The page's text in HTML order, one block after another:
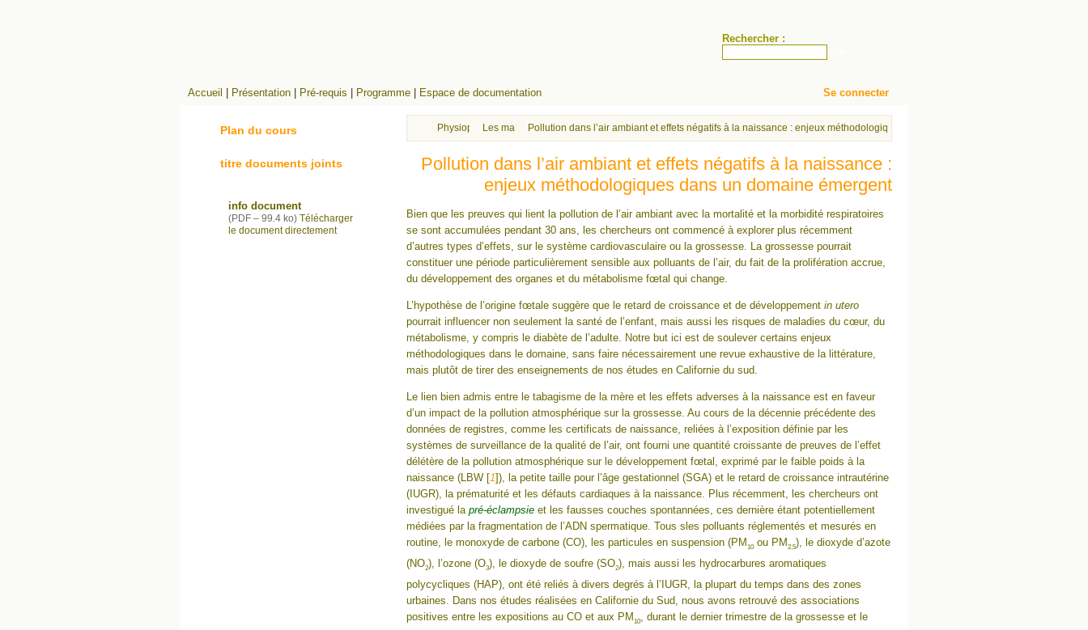
Rechercher :
Accueil Présentation Pré-requis Programme Espace de documentation Se connecter
Physiopathologie avancée
Les maladies développementales
Pollution dans l’air ambiant et effets négatifs à la naissance : enjeux méthodologiques dans un domaine émergent
Pollution dans l’air ambiant et effets négatifs à la naissance :
enjeux méthodologiques dans un domaine émergent
Bien que les preuves qui lient la pollution de l’air ambiant avec la mortalité et la morbidité respiratoires
se sont accumulées pendant 30 ans, les chercheurs ont commencé à explorer plus récemment
d’autres types d’effets, sur le système cardiovasculaire ou la grossesse. La grossesse pourrait
constituer une période particulièrement sensible aux polluants de l’air, du fait de la prolifération accrue,
du développement des organes et du métabolisme fœtal qui change.
L’hypothèse de l’origine fœtale suggère que le retard de croissance et de développement in utero
pourrait influencer non seulement la santé de l’enfant, mais aussi les risques de maladies du cœur, du
métabolisme, y compris le diabète de l’adulte. Notre but ici est de soulever certains enjeux
méthodologiques dans le domaine, sans faire nécessairement une revue exhaustive de la littérature,
mais plutôt de tirer des enseignements de nos études en Californie du sud.
Le lien bien admis entre le tabagisme de la mère et les effets adverses à la naissance est en faveur
d’un impact de la pollution atmosphérique sur la grossesse. Au cours de la décennie précédente des
données de registres, comme les certificats de naissance, reliées à l’exposition définie par les
systèmes de surveillance de la qualité de l’air, ont fourni une quantité croissante de preuves de l’effet
délétère de la pollution atmosphérique sur le développement fœtal, exprimé par le faible poids à la
naissance (LBW [1]), la petite taille pour l’âge gestationnel (SGA) et le retard de croissance intrautérine
(IUGR), la prématurité et les défauts cardiaques à la naissance. Plus récemment, les chercheurs ont
investigué la pré-éclampsie et les fausses couches spontannées, ces dernière étant potentiellement
médiées par la fragmentation de l’ADN spermatique. Tous sles polluants réglementés et mesurés en
routine, le monoxyde de carbone (CO), les particules en suspension (PM 10 ou PM 2,5), le dioxyde d’azote
(NO2), l’ozone (O3), le dioxyde de soufre (SO2), mais aussi les hydrocarbures aromatiques
polycycliques (HAP), ont été reliés à divers degrés à l’IUGR, la plupart du temps dans des zones
urbaines. Dans nos études réalisées en Californie du Sud, nous avons retrouvé des associations
positives entre les expositions au CO et aux PM 10
, durant le dernier trimestre de la grossesse et le
Plan du cours
titre documents joints
info document
(PDF – 99.4 ko) Télécharger
le document directement